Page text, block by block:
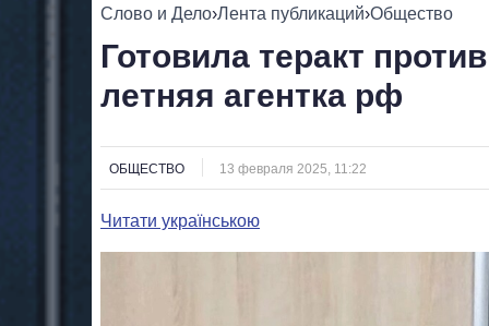
ВСЕ ПОЛИТИКИ ПРЕЗИДЕНТ И
Слово и Дело›Лента публикаций›Общество
Готовила теракт
летняя агентка рф
ОБЩЕСТВО 13 февраля 2025, 11:22
Читати українською